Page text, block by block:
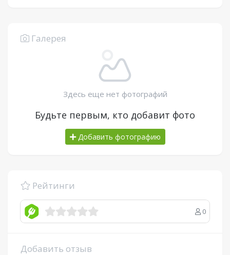
Галерея
Здесь еще нет фотографий
Будьте первым, кто добавит фото
Добавить фотографию
Рейтинги
0
Добавить отзыв